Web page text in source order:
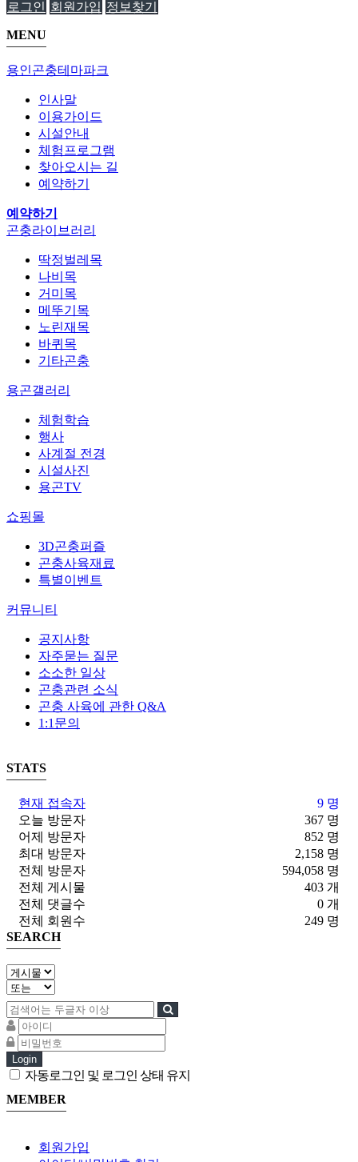
로그인 회원가입 정보찾기
MENU
용인곤충테마파크
인사말
이용가이드
시설안내
체험프로그램
찾아오시는 길
예약하기
예약하기
곤충라이브러리
딱정벌레목
나비목
거미목
메뚜기목
노린재목
바퀴목
기타곤충
용곤갤러리
체험학습
행사
사계절 전경
시설사진
용곤TV
쇼핑몰
3D곤충퍼즐
곤충사육재료
특별이벤트
커뮤니티
공지사항
자주묻는 질문
소소한 일상
곤충관련 소식
곤충 사육에 관한 Q&A
1:1문의
STATS
9 명
현재 접속자
367 명
오늘 방문자
852 명
어제 방문자
2,158 명
최대 방문자
594,058 명
전체 방문자
403 개
전체 게시물
0 개
전체 댓글수
249 명
전체 회원수
SEARCH
Login
자동로그인 및 로그인 상태 유지
MEMBER
회원가입